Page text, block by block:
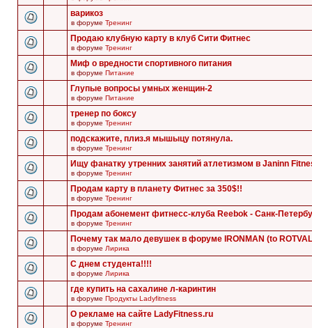
варикоз
в форуме Тренинг
Продаю клубную карту в клуб Сити Фитнес
в форуме Тренинг
Миф о вредности спортивного питания
в форуме Питание
Глупые вопросы умных женщин-2
в форуме Питание
тренер по боксу
в форуме Тренинг
подскажите, плиз.я мышыцу потянула.
в форуме Тренинг
Ищу фанатку утренних занятий атлетизмом в Janinn
в форуме Тренинг
Продам карту в планету Фитнес за 350$!!
в форуме Тренинг
Продам абонемент фитнесс-клуба Reebok - Санк-
в форуме Тренинг
Почему так мало девушек в форуме IRONMAN (to
в форуме Лирика
С днем студента!!!!
в форуме Лирика
где купить на сахалине л-каринтин
в форуме Продукты Ladyfitness
О рекламе на сайте LadyFitness.ru
в форуме Тренинг